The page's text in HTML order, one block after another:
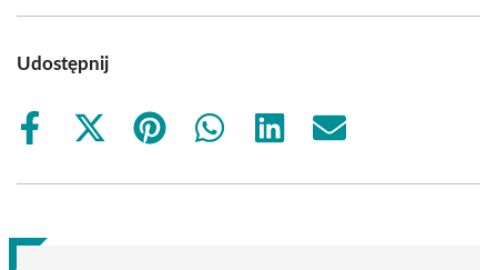
Udostępnij
Share
Share
(Twitter)
Share
Share
Share
Share